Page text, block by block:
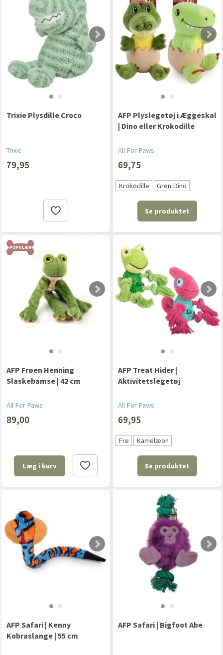
Trixie Plysdille Croco
Trixie
79,95
AFP Plyslegetøj i Æggeskal
| Dino eller Krokodille
All For Paws
69,75
Krokodille Grøn Dino
Se produktet
POPULÆR
AFP Frøen Henning
Slaskebamse | 42 cm
All For Paws
89,00
Læg i kurv
AFP Treat Hider |
Aktivitetslegetøj
All For Paws
69,95
Frø Kamelæon
Se produktet
AFP Safari | Kenny
Kobraslange | 55 cm
AFP Safari | Bigfoot Abe